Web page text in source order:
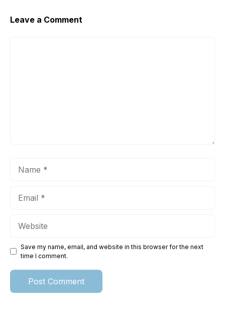
Leave a Comment
Save my name, email, and website in this browser for the next
time I comment.